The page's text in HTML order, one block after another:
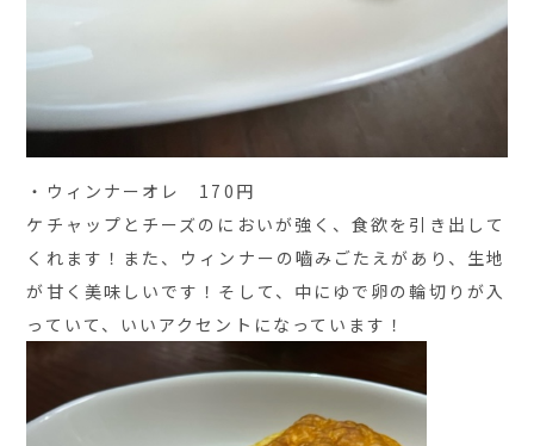
・ウィンナーオレ 170円
ケチャップとチーズのにおいが強く、食欲を引き出して
くれます！また、ウィンナーの嚙みごたえがあり、生地
が甘く美味しいです！そして、中にゆで卵の輪切りが入
っていて、いいアクセントになっています！